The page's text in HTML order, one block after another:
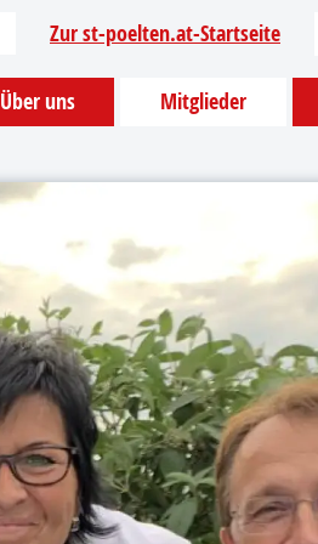
Über uns Mitglieder
Zur st-poelten.at-Startseite